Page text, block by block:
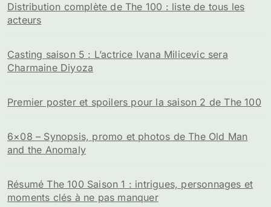
Distribution complète de The 100 : liste de tous les
acteurs
Casting saison 5 : L’actrice Ivana Milicevic sera
Charmaine Diyoza
Premier poster et spoilers pour la saison 2 de The 100
6×08 – Synopsis, promo et photos de The Old Man
and the Anomaly
Résumé The 100 Saison 1 : intrigues, personnages et
moments clés à ne pas manquer